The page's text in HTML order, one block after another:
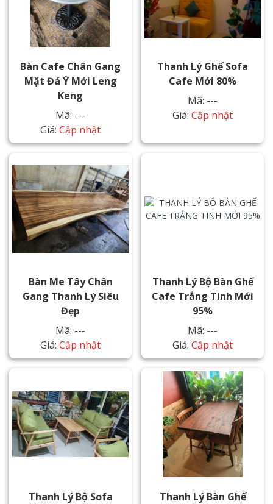
Bàn Cafe Chân Gang
Mặt Đá Ý Mới Leng
Keng
Mã: ---
Giá: Cập nhật
Thanh Lý Ghế Sofa
Cafe Mới 80%
Mã: ---
Giá: Cập nhật
Bàn Me Tây Chân
Gang Thanh Lý Siêu
Đẹp
Mã: ---
Giá: Cập nhật
Thanh Lý Bộ Bàn Ghế
Cafe Trắng Tinh Mới
95%
Mã: ---
Giá: Cập nhật
Thanh Lý Bộ Sofa Thanh Lý Bàn Ghế